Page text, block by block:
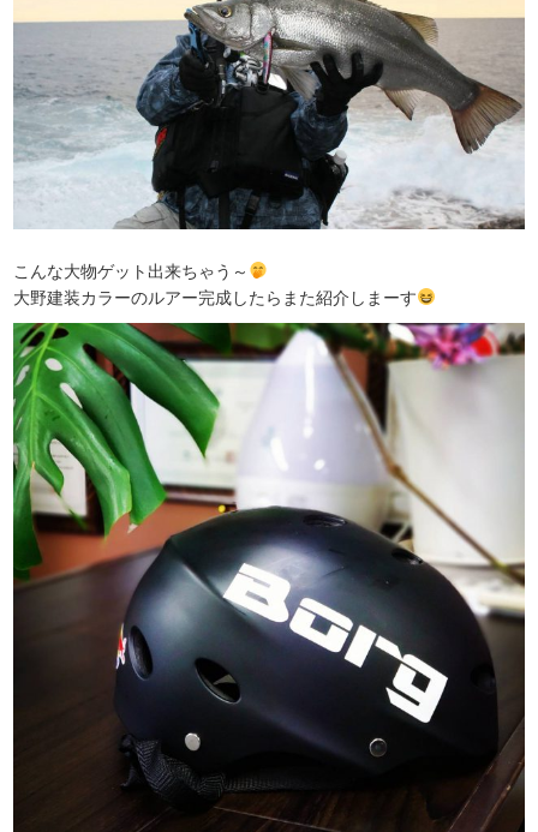
こんな大物ゲット出来ちゃう～
大野建装カラーのルアー完成したらまた紹介しまーす